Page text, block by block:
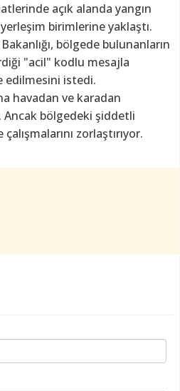
açık alanda yangın
yerleşim birimlerine yaklaştı.
bölgede bulunanların
"acil" kodlu mesajla
edilmesini istedi.
havadan ve karadan
bölgedeki şiddetli
zorlaştırıyor.